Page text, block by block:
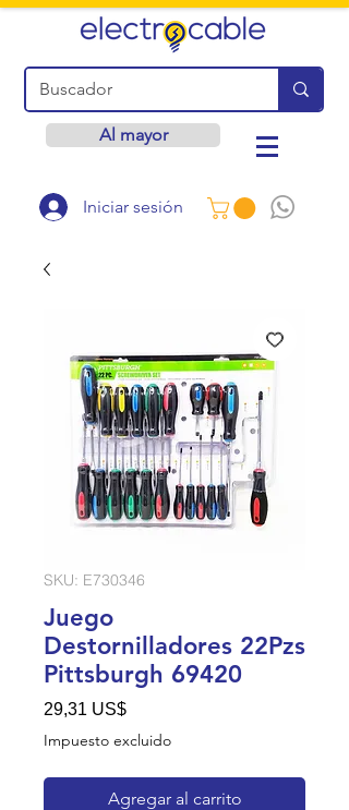
Al mayor
Iniciar sesión
SKU: E730346
Juego
Destornilladores 22Pzs
Pittsburgh 69420
29,31 US$Precio
Impuesto excluido
Agregar al carrito